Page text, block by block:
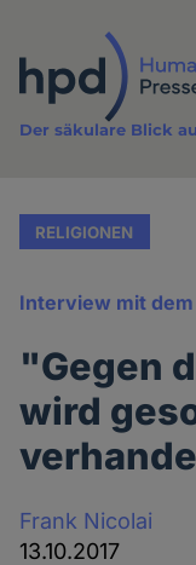
Inhalt
Der säkulare Blick
RELIGIONEN
Interview mit
"Gegen
wird
Frank Nicolai
13.10.2017